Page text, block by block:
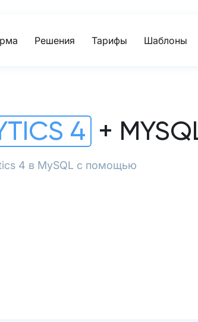
Решения Тарифы Шаблоны
4 +
4 в MySQL с помощью